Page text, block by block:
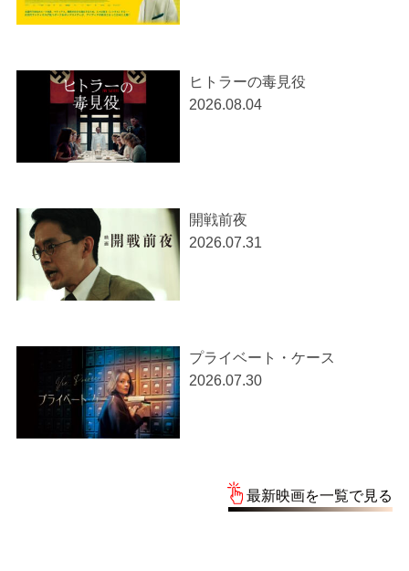
ヒトラーの毒見役
2026.08.04
開戦前夜
2026.07.31
プライベート・ケース
2026.07.30
最新映画を一覧で見る